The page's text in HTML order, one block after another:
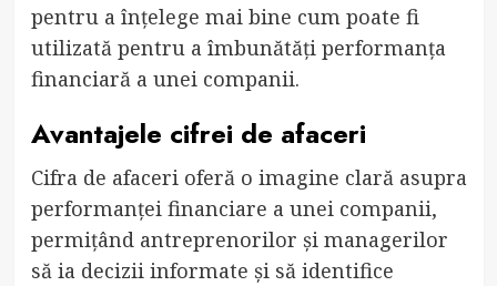
pentru a înțelege mai bine cum poate fi
utilizată pentru a îmbunătăți performanța
financiară a unei companii.
Avantajele cifrei de afaceri
Cifra de afaceri oferă o imagine clară asupra
performanței financiare a unei companii,
permițând antreprenorilor și managerilor
să ia decizii informate și să identifice